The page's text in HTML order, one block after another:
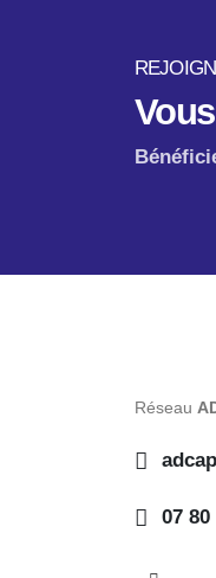
Réseau
07 80